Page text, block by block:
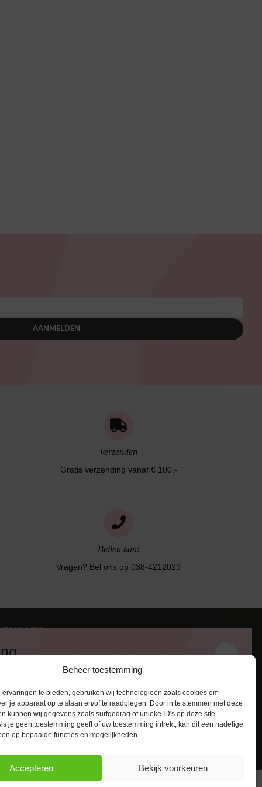
Beheer toestemming
ervaringen te bieden, gebruiken wij technologieën zoals cookies om
je apparaat op te slaan en/of te raadplegen. Door in te stemmen met deze
kunnen wij gegevens zoals surfgedrag of unieke ID's op deze site
je geen toestemming geeft of uw toestemming intrekt, kan dit een nadelige
op bepaalde functies en mogelijkheden.
Accepteren Bekijk voorkeuren
AANMELDEN
Verzenden
Gratis verzending vanaf € 100,-
Bellen kan!
Vragen? Bel ons op 038-4212029
RL Zwolle
info@lingerie-badmode.nl